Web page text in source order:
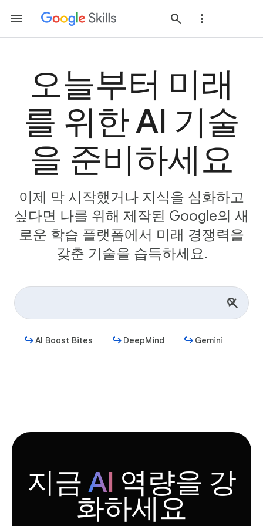
오늘부터 미래
를 위한 AI 기술
을 준비하세요
이제 막 시작했거나 지식을 심화하고
싶다면 나를 위해 제작된 Google의 새
로운 학습 플랫폼에서 미래 경쟁력을
갖춘 기술을 습득하세요.
AI Boost Bites DeepMind Gemini
지금 AI 역량을 강
화하세요